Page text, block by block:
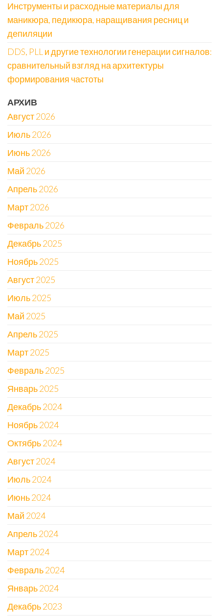
Инструменты и расходные материалы для
маникюра, педикюра, наращивания ресниц и
депиляции
DDS, PLL и другие технологии генерации сигналов:
сравнительный взгляд на архитектуры
формирования частоты
АРХИВ
Август 2026
Июль 2026
Июнь 2026
Май 2026
Апрель 2026
Март 2026
Февраль 2026
Декабрь 2025
Ноябрь 2025
Август 2025
Июль 2025
Май 2025
Апрель 2025
Март 2025
Февраль 2025
Январь 2025
Декабрь 2024
Ноябрь 2024
Октябрь 2024
Август 2024
Июль 2024
Июнь 2024
Май 2024
Апрель 2024
Март 2024
Февраль 2024
Январь 2024
Декабрь 2023